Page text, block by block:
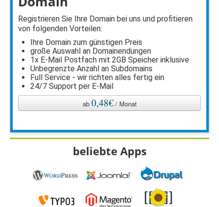
Registrieren Sie Ihre Domain bei uns und profitieren
von folgenden Vorteilen:
Ihre Domain zum günstigen Preis
große Auswahl an Domainendungen
1x E-Mail Postfach mit 2GB Speicher inklusive
Unbegrenzte Anzahl an Subdomains
Full Service - wir richten alles fertig ein
24/7 Support per E-Mail
ab 0,48€/ Monat
beliebte Apps